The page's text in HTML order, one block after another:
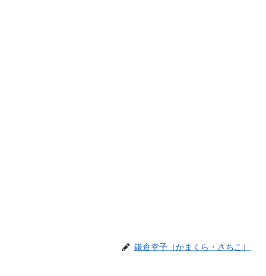
鎌倉幸子（かまくら・さちこ）